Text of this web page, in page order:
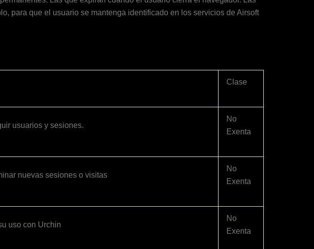
para que el usuario se mantenga identificado en los servicios de Airsoft
Clase
usuarios y sesiones.
No
Exenta
nuevas sesiones o visitas
No
Exenta
uso con Urchin
No
Exenta